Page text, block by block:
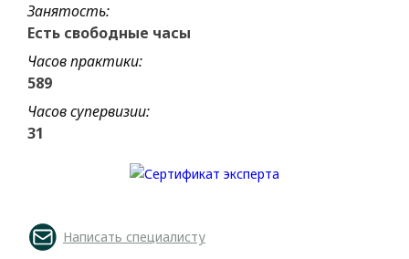
Занятость:
Есть свободные часы
Часов практики:
589
Часов супервизии:
31
Написать специалисту